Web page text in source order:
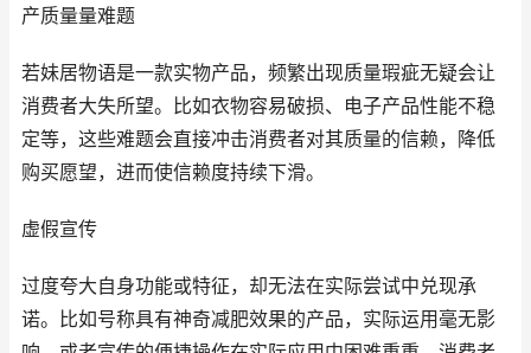
产质量量难题
若妹居物语是一款实物产品，频繁出现质量瑕疵无疑会让
消费者大失所望。比如衣物容易破损、电子产品性能不稳
定等，这些难题会直接冲击消费者对其质量的信赖，降低
购买愿望，进而使信赖度持续下滑。
虚假宣传
过度夸大自身功能或特征，却无法在实际尝试中兑现承
诺。比如号称具有神奇减肥效果的产品，实际运用毫无影